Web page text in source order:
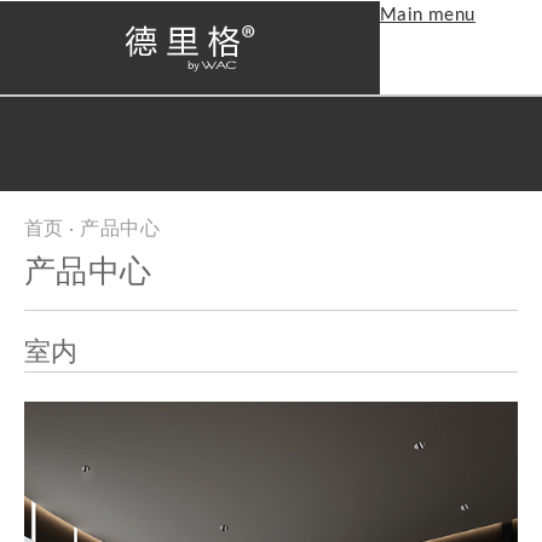
Main menu
当前位置
首页 · 产品中心
产品中心
室内